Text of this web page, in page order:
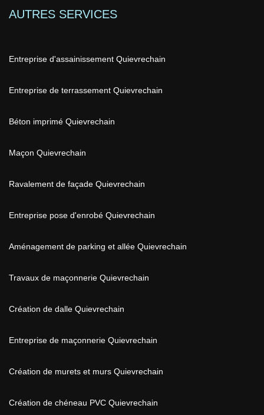
AUTRES SERVICES
Entreprise d'assainissement Quievrechain
Entreprise de terrassement Quievrechain
Béton imprimé Quievrechain
Maçon Quievrechain
Ravalement de façade Quievrechain
Entreprise pose d'enrobé Quievrechain
Aménagement de parking et allée Quievrechain
Travaux de maçonnerie Quievrechain
Création de dalle Quievrechain
Entreprise de maçonnerie Quievrechain
Création de murets et murs Quievrechain
Création de chéneau PVC Quievrechain